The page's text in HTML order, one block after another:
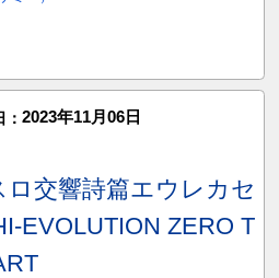
2023年11月06日
ロ交響詩篇エウレカセ
EVOLUTION ZERO T